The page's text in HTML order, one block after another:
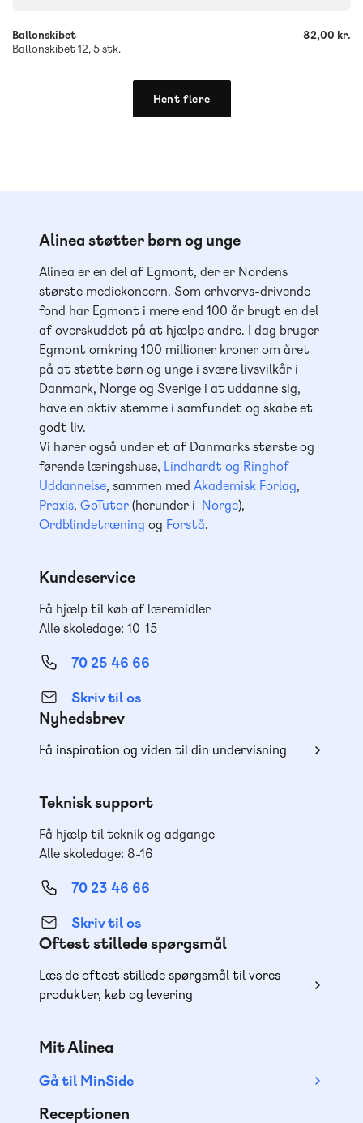
Ballonskibet
Ballonskibet 12, 5 stk.
82,00 kr.
Hent flere
Alinea støtter børn og unge
Alinea er en del af Egmont, der er Nordens
største mediekoncern. Som erhvervs-drivende
fond har Egmont i mere end 100 år brugt en del
af overskuddet på at hjælpe andre. I dag bruger
Egmont omkring 100 millioner kroner om året
på at støtte børn og unge i svære livsvilkår i
Danmark, Norge og Sverige i at uddanne sig,
have en aktiv stemme i samfundet og skabe et
godt liv.
Vi hører også under et af Danmarks største og
førende læringshuse, Lindhardt og Ringhof
Uddannelse, sammen med Akademisk Forlag,
Praxis, GoTutor(herunder i Norge),
Ordblindetræning og Forstå.
Kundeservice
Få hjælp til køb af læremidler
Alle skoledage: 10-15
70 25 46 66
Skriv til os
Nyhedsbrev
Få inspiration og viden til din undervisning
Teknisk support
Få hjælp til teknik og adgange
Alle skoledage: 8-16
70 23 46 66
Skriv til os
Oftest stillede spørgsmål
Læs de oftest stillede spørgsmål til vores
produkter, køb og levering
Mit Alinea
Gå til MinSide
Receptionen